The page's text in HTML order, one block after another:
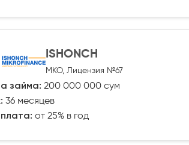
ISHONCH
МКО, Лицензия №67
займа: 200 000 000 сум
36 месяцев
от 25% в год